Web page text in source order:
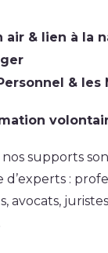
& lien à la
& les
supports
:
avocats,